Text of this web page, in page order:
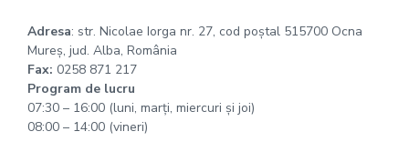
Adresa: str. Nicolae Iorga nr. 27, cod poștal 515700 Ocna
Mureș, jud. Alba, România
Fax: 0258 871 217
Program de lucru
07:30 – 16:00 (luni, marți, miercuri și joi)
08:00 – 14:00 (vineri)